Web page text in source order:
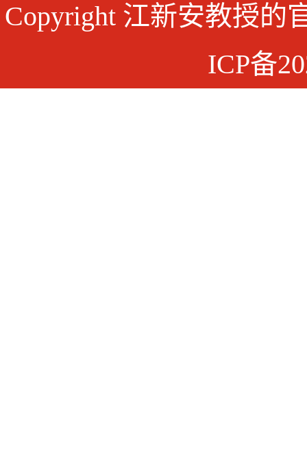
Copyright 江新安教授的
ICP备